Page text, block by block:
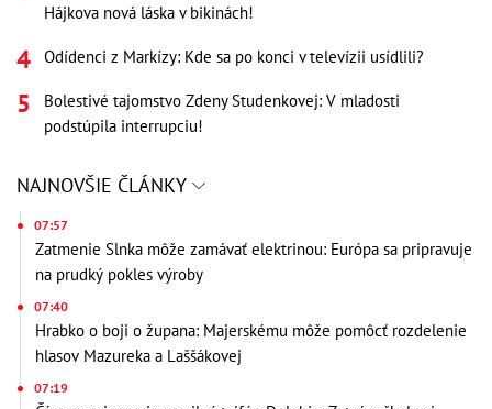
Hájkova nová láska v bikinách!
Odídenci z Markízy: Kde sa po konci v televízii usídlili?
Bolestivé tajomstvo Zdeny Studenkovej: V mladosti
podstúpila interrupciu!
NAJNOVŠIE ČLÁNKY
07:57
Zatmenie Slnka môže zamávať elektrinou: Európa sa pripravuje
na prudký pokles výroby
07:40
Hrabko o boji o župana: Majerskému môže pomôcť rozdelenie
hlasov Mazureka a Laššákovej
07:19